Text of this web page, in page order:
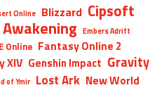
Online Blizzard Cipsoft
Embers Adrift
Online Fantasy Online 2
XIV Genshin Impact Gravity
of Ymir Lost Ark New World